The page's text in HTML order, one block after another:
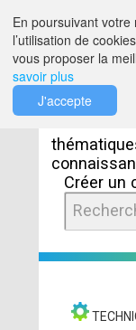
Créer un
En poursuivant
l’utilisation de
vous proposer la
savoir plus
J'accepte